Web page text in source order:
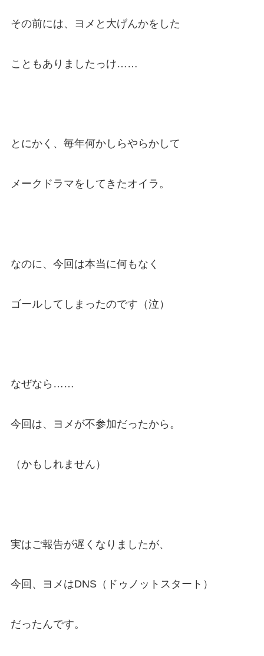
その前には、ヨメと大げんかをした
こともありましたっけ……
とにかく、毎年何かしらやらかして
メークドラマをしてきたオイラ。
なのに、今回は本当に何もなく
ゴールしてしまったのです（泣）
なぜなら……
今回は、ヨメが不参加だったから。
（かもしれません）
実はご報告が遅くなりましたが、
今回、ヨメはDNS（ドゥノットスタート）
だったんです。